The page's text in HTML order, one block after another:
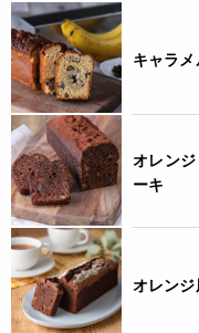
更新情報
2015.04.20 パッケージ
JANコード
4932503400208
キャラ
オレン
ーキ
オレン